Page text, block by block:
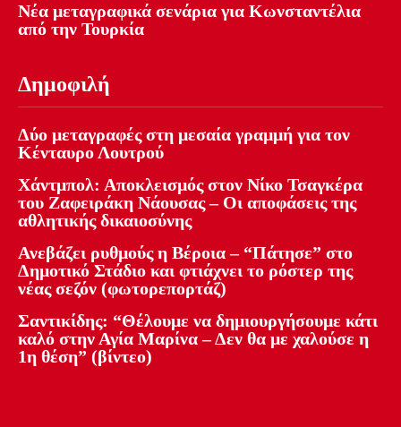
Νέα μεταγραφικά σενάρια για Κωνσταντέλια
από την Τουρκία
Δημοφιλή
Δύο μεταγραφές στη μεσαία γραμμή για τον
Κένταυρο Λουτρού
Χάντμπολ: Αποκλεισμός στον Νίκο Τσαγκέρα
του Ζαφειράκη Νάουσας – Οι αποφάσεις της
αθλητικής δικαιοσύνης
Ανεβάζει ρυθμούς η Βέροια – “Πάτησε” στο
Δημοτικό Στάδιο και φτιάχνει το ρόστερ της
νέας σεζόν (φωτορεπορτάζ)
Σαντικίδης: “Θέλουμε να δημιουργήσουμε κάτι
καλό στην Αγία Μαρίνα – Δεν θα με χαλούσε η
1η θέση” (βίντεο)